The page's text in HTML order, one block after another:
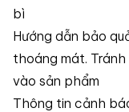
bì
Hướng dẫn bảo
thoáng mát.
vào sản phẩm
Thông tin cảnh